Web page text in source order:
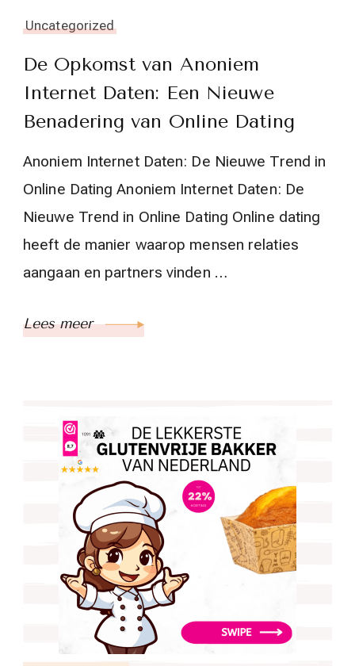
Uncategorized
De Opkomst van Anoniem
Internet Daten: Een Nieuwe
Benadering van Online Dating
Anoniem Internet Daten: De Nieuwe Trend in
Online Dating Anoniem Internet Daten: De
Nieuwe Trend in Online Dating Online dating
heeft de manier waarop mensen relaties
aangaan en partners vinden …
Lees meer